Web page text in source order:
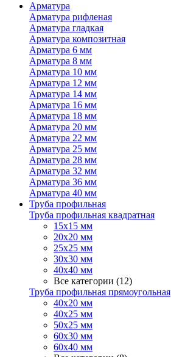
Арматура
Арматура рифленая
Арматура гладкая
Арматура композитная
Арматура 6 мм
Арматура 8 мм
Арматура 10 мм
Арматура 12 мм
Арматура 14 мм
Арматура 16 мм
Арматура 18 мм
Арматура 20 мм
Арматура 22 мм
Арматура 25 мм
Арматура 28 мм
Арматура 32 мм
Арматура 36 мм
Арматура 40 мм
Труба профильная
Труба профильная квадратная
15х15 мм
20х20 мм
25х25 мм
30х30 мм
40х40 мм
Все категории (12)
Труба профильная прямоугольная
40х20 мм
40х25 мм
50х25 мм
60х30 мм
60х40 мм